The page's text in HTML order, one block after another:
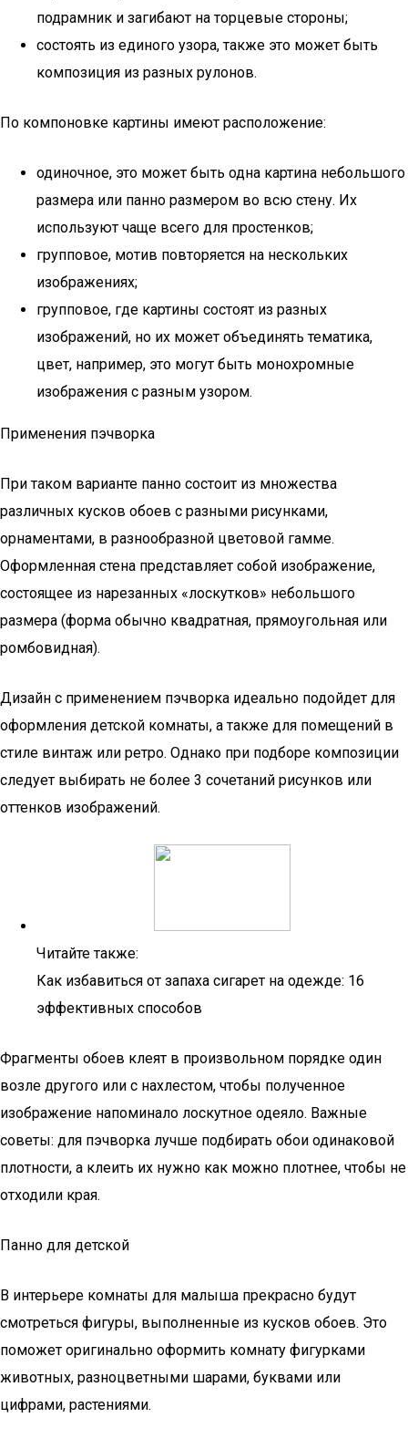
подрамник и загибают на торцевые стороны;
состоять из единого узора, также это может быть
композиция из разных рулонов.
По компоновке картины имеют расположение:
одиночное, это может быть одна картина небольшого
размера или панно размером во всю стену. Их
используют чаще всего для простенков;
групповое, мотив повторяется на нескольких
изображениях;
групповое, где картины состоят из разных
изображений, но их может объединять тематика,
цвет, например, это могут быть монохромные
изображения с разным узором.
Применения пэчворка
При таком варианте панно состоит из множества
различных кусков обоев с разными рисунками,
орнаментами, в разнообразной цветовой гамме.
Оформленная стена представляет собой изображение,
состоящее из нарезанных «лоскутков» небольшого
размера (форма обычно квадратная, прямоугольная или
ромбовидная).
Дизайн с применением пэчворка идеально подойдет для
оформления детской комнаты, а также для помещений в
стиле винтаж или ретро. Однако при подборе композиции
следует выбирать не более 3 сочетаний рисунков или
оттенков изображений.
Читайте также:
Как избавиться от запаха сигарет на одежде: 16
эффективных способов
Фрагменты обоев клеят в произвольном порядке один
возле другого или с нахлестом, чтобы полученное
изображение напоминало лоскутное одеяло. Важные
советы: для пэчворка лучше подбирать обои одинаковой
плотности, а клеить их нужно как можно плотнее, чтобы не
отходили края.
Панно для детской
В интерьере комнаты для малыша прекрасно будут
смотреться фигуры, выполненные из кусков обоев. Это
поможет оригинально оформить комнату фигурками
животных, разноцветными шарами, буквами или
цифрами, растениями.